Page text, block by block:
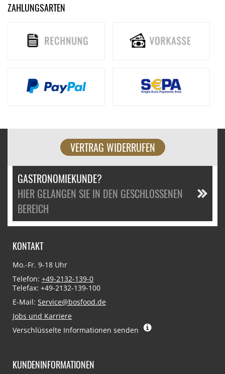
ZAHLUNGSARTEN
VERTRAG WIDERRUFEN
GASTRONOMIEKUNDE?
HIER GELANGEN SIE IN DEN GESCHLOSSENEN
BEREICH
KONTAKT
Mo.-Fr. 9-18 Uhr
Telefon: +49-2132-139-0
Telefax: +49-2132-139-100
E-Mail: Service@bosfood.de
Jobs und Karriere
Verschlüsselte Informationen senden
KUNDENINFORMATIONEN